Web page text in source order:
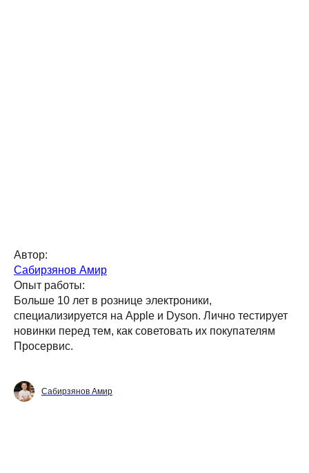
Автор:
Сабирзянов Амир
Опыт работы:
Больше 10 лет в рознице электроники,
специализируется на Apple и Dyson. Лично тестирует
новинки перед тем, как советовать их покупателям
Просервис.
Сабирзянов Амир